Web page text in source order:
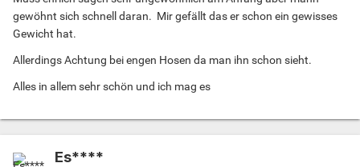
gewöhnt sich schnell daran. Mir gefällt das er schon ein gewisses
Gewicht hat.
Allerdings Achtung bei engen Hosen da man ihn schon sieht.
Alles in allem sehr schön und ich mag es
Es****